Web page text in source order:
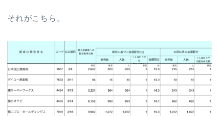
それがこちら。